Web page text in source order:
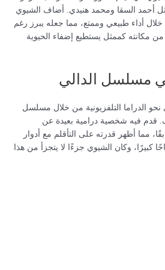
أحمد السقا ومحمد هنيدي. أضاف الشيوي
أداء طبيعي وممتع، مما جعله يبرز رغم
مكانته كممثل يستطيع إضفاء الحيوية
مسلسل الدالي
الشيوي نحو الدراما التلفزيونية من خلال مسلسل
قدم فيه شخصية درامية بعيدة عن
مما أظهر قدرته على التأقلم مع أدوار
كبيرًا، وكان الشيوي جزءًا لا يتجزأ من هذا